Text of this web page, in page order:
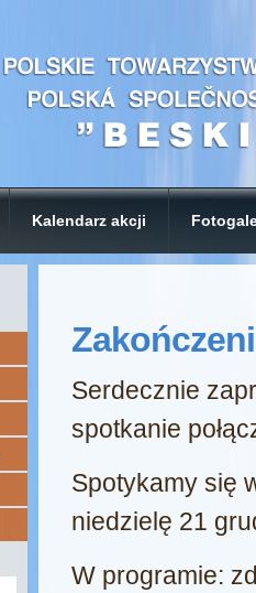
Kalendarz akcji
Serdecznie
spotkanie
Spotykamy się
niedzielę 21
W programie:
do
E-mail *
Imię*